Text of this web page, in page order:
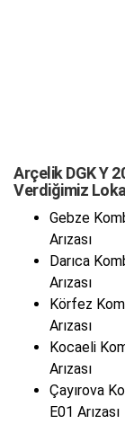
Arçelik DGK Y
Verdiğimiz
Gebze
Arızası
Darıca
Arızası
Körfez
Arızası
Kocaeli
Arızası
Çayırova
E01 Arızası